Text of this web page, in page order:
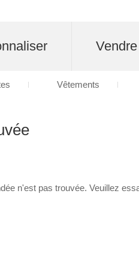
n'est pas trouvée. Veuillez
Vendre
Vêtements